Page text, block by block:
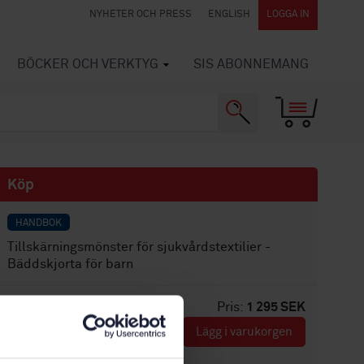
NYHETER OCH PRESS ENGLISH LOGGA IN
BÖCKER OCH VERKTYG SIS ABONNEMANG
Köp
HANDBOK
Tillskärningsmönster för sjukvårdstextilier -
Bäddskjorta för barn
Pris: 1 295 SEK
Lägg i varukorgen